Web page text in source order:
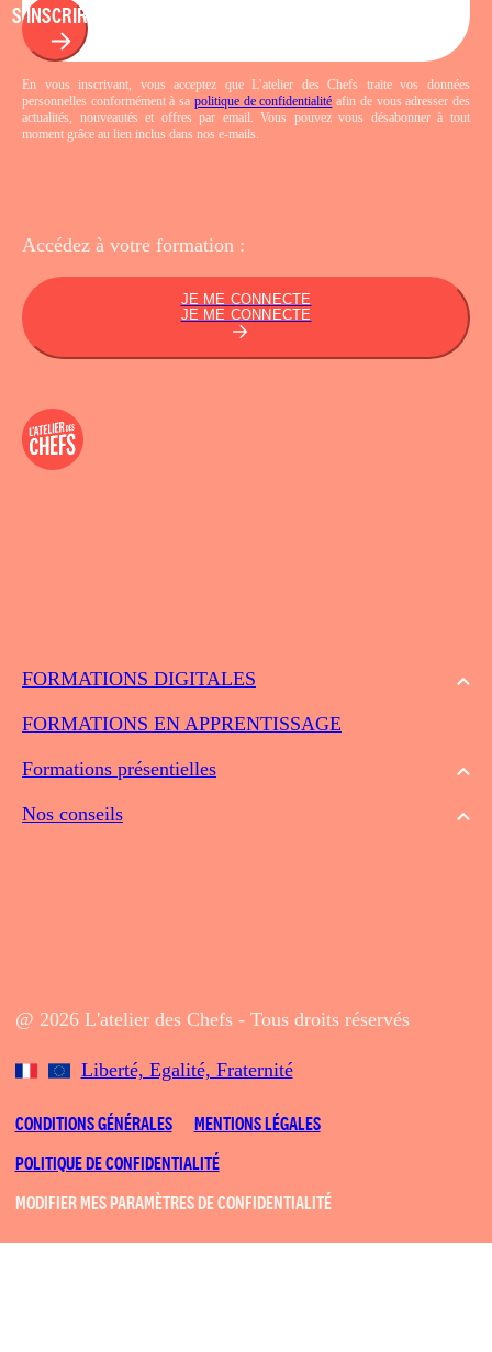
FORMATIONS DIGITALES
FORMATIONS EN APPRENTISSAGE
Formations présentielles
Nos conseils
S'INSCRIRE
En vous inscrivant, vous acceptez que L’atelier des Chefs traite vos données
personnelles conformément à sa politique de confidentialité afin de vous adresser des
actualités, nouveautés et offres par email. Vous pouvez vous désabonner à tout
moment grâce au lien inclus dans nos e-mails.
Accédez à votre formation :
JE ME CONNECTE
JE ME CONNECTE
@ 2026 L'atelier des Chefs - Tous droits réservés
Liberté, Egalité, Fraternité
CONDITIONS GÉNÉRALES
MENTIONS LÉGALES
POLITIQUE DE CONFIDENTIALITÉ
MODIFIER MES PARAMÈTRES DE CONFIDENTIALITÉ